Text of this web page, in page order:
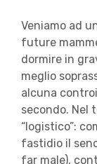
Veniamo ad
future
dormire in
meglio
alcuna
secondo. Nel
“logistico”:
fastidio il
far male),